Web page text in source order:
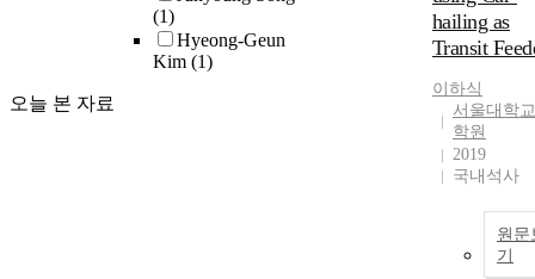
(1)
Hyeong-Geun
Kim (1)
오늘 본 자료
hailing as
Transit
이하식
서울대학
학원
2019
국내석사
원문
기